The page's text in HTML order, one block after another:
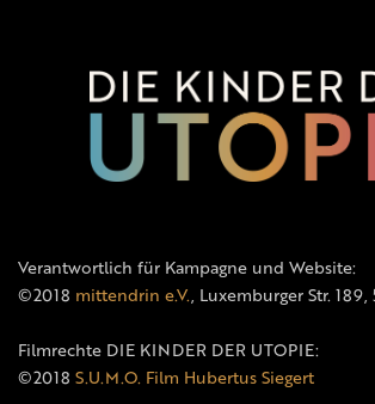
Verantwortlich für Kampagne und Website:
©2018 mittendrin e.V., Luxemburger Str.
Filmrechte DIE KINDER DER UTOPIE:
©2018 S.U.M.O. Film Hubertus Siegert